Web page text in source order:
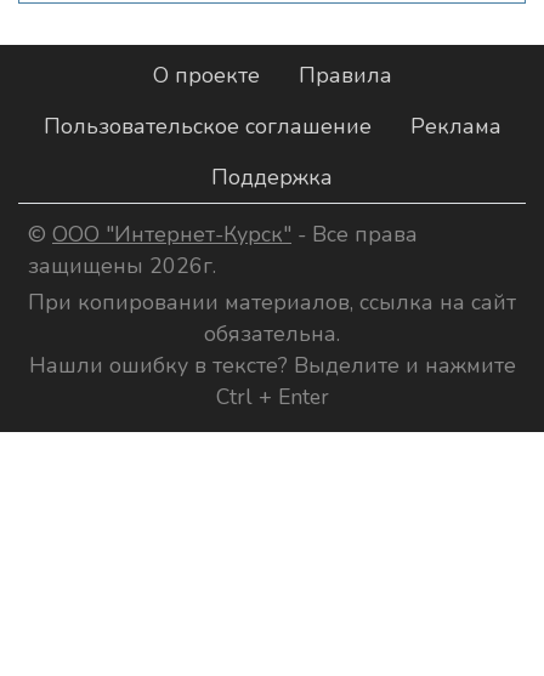
О проекте
Правила
Пользовательское соглашение
Реклама
Поддержка
© ООО "Интернет-Курск" - Все права
защищены 2026г.
При копировании материалов, ссылка на сайт
обязательна.
Нашли ошибку в тексте? Выделите и нажмите
Ctrl + Enter